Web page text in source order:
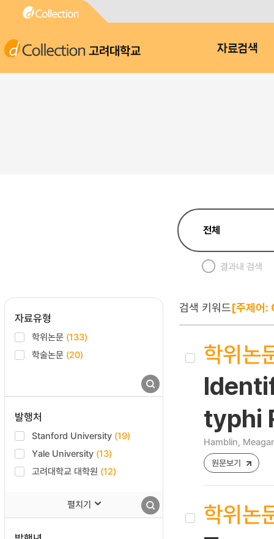
고려대학교 자료검색
결과내 검색
자료유형
학위논문 (133)
학술논문 (20)
발행처
Stanford University (19)
Yale University (13)
고려대학교 대학원 (12)
펼치기
검색 키워드[주제어:
학위논
typhi
Hamblin,
원문보기
학위논